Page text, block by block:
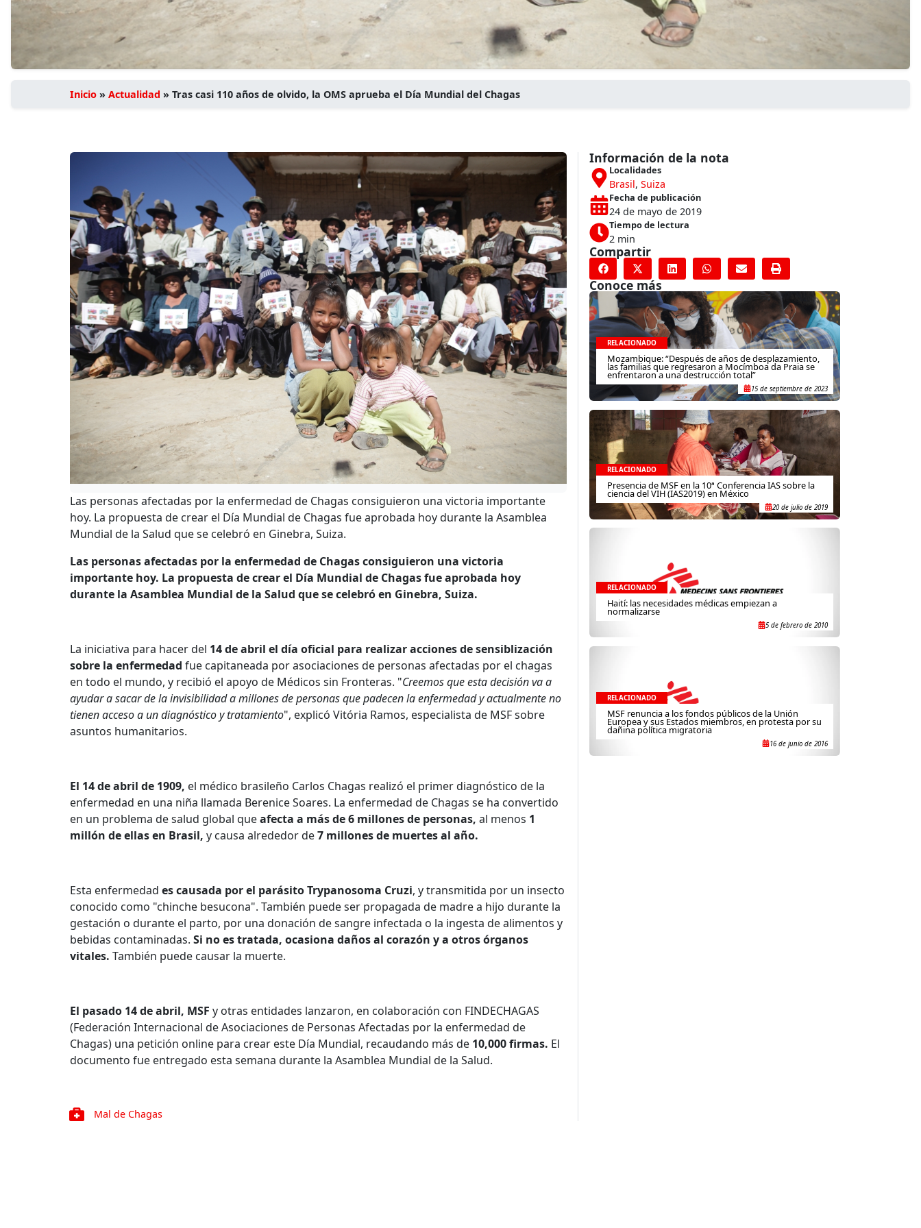
Inicio » Actualidad » Tras casi 110 años de olvido, la OMS aprueba el Día Mundial del Chagas
Las personas afectadas por la enfermedad de Chagas consiguieron una victoria importante
hoy. La propuesta de crear el Día Mundial de Chagas fue aprobada hoy durante la Asamblea
Mundial de la Salud que se celebró en Ginebra, Suiza.
Las personas afectadas por la enfermedad de Chagas consiguieron una victoria
importante hoy. La propuesta de crear el Día Mundial de Chagas fue aprobada hoy
durante la Asamblea Mundial de la Salud que se celebró en Ginebra, Suiza.
La iniciativa para hacer del 14 de abril el día oficial para realizar acciones de sensiblización
sobre la enfermedad fue capitaneada por asociaciones de personas afectadas por el chagas
en todo el mundo, y recibió el apoyo de Médicos sin Fronteras. "Creemos que esta decisión va a
ayudar a sacar de la invisibilidad a millones de personas que padecen la enfermedad y actualmente no
tienen acceso a un diagnóstico y tratamiento", explicó Vitória Ramos, especialista de MSF sobre
asuntos humanitarios.
El 14 de abril de 1909, el médico brasileño Carlos Chagas realizó el primer diagnóstico de la
enfermedad en una niña llamada Berenice Soares. La enfermedad de Chagas se ha convertido
en un problema de salud global queafecta a más de 6 millones de personas, al menos 1
millón de ellas en Brasil, y causa alrededor de7 millones de muertes al año.
Esta enfermedad es causada por el parásito Trypanosoma Cruzi, y transmitida por un insecto
conocido como "chinche besucona". También puede ser propagada de madre a hijo durante la
gestación o durante el parto, por una donación de sangre infectada o la ingesta de alimentos y
bebidas contaminadas. Si no es tratada, ocasiona daños al corazón y a otros órganos
vitales. También puede causar la muerte.
El pasado 14 de abril, MSF y otras entidades lanzaron, en colaboración con FINDECHAGAS
(Federación Internacional de Asociaciones de Personas Afectadas por la enfermedad de
Chagas) una petición online para crear este Día Mundial, recaudando más de 10,000 firmas. El
documento fue entregado esta semana durante la Asamblea Mundial de la Salud.
Mal de Chagas
Información de la nota
Localidades
Brasil, Suiza
Fecha de publicación
24 de mayo de 2019
Tiempo de lectura
2 min
Compartir
Conoce más
RELACIONADO
Mozambique: “Después de años de desplazamiento,
las familias que regresaron a Mocímboa da Praia se
enfrentaron a una destrucción total”
15 de septiembre de 2023
RELACIONADO
Presencia de MSF en la 10ª Conferencia IAS sobre la
ciencia del VIH (IAS2019) en México
20 de julio de 2019
RELACIONADO
Haití: las necesidades médicas empiezan a
normalizarse
5 de febrero de 2010
RELACIONADO
MSF renuncia a los fondos públicos de la Unión
Europea y sus Estados miembros, en protesta por su
dañina política migratoria
16 de junio de 2016